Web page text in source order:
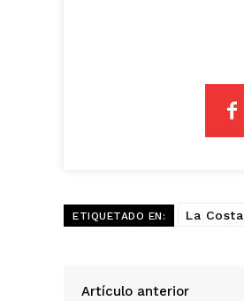
ETIQUETADO EN: La Costa
Artículo anterior